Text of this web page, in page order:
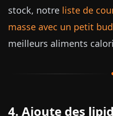
stock, notre liste de
masse avec un petit
meilleurs aliments
4. Ajoute des